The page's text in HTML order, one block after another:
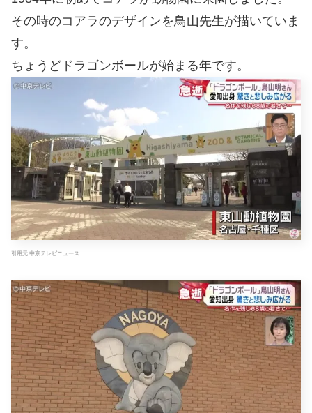
その時のコアラのデザインを鳥山先生が描いていま
す。
ちょうどドラゴンボールが始まる年です。
引用元 中京テレビニュース